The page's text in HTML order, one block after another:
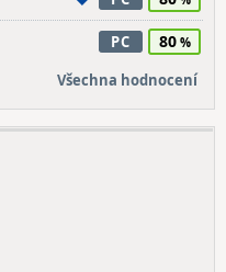
PC 80
Všechna hodnocení